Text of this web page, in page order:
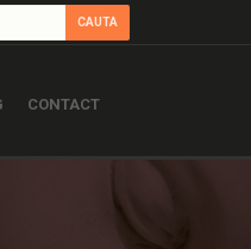
CAUTA
CONTACT